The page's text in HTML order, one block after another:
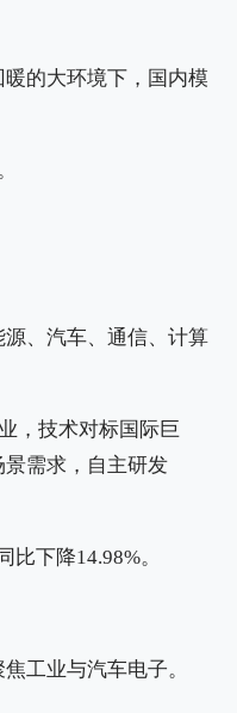
的大环境下，国内模
、汽车、通信、计算
，技术对标国际巨
需求，自主研发
下降14.98%‌。
工业与汽车电子。